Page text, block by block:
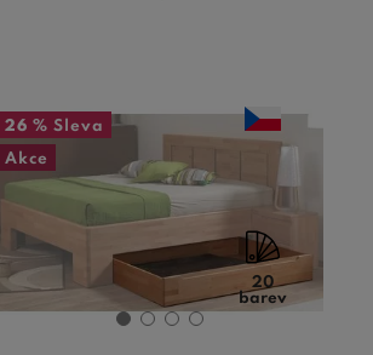
26 % Sleva
Akce
20
barev